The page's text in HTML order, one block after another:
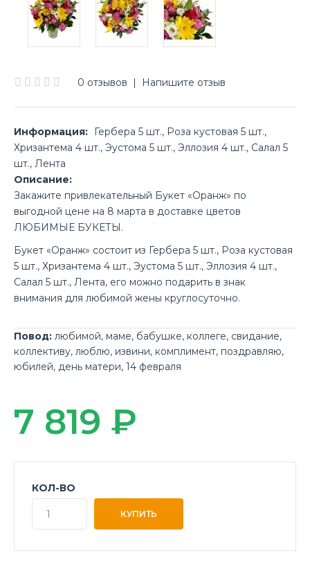
0 отзывов | Напишите отзыв
Информация:
Гербера 5 шт., Роза кустовая 5 шт.,
Хризантема 4 шт., Эустома 5 шт., Эллозия 4 шт., Салал 5
шт., Лента
Описание:
Закажите привлекательный Букет «Оранж» по
выгодной цене на 8 марта в доставке цветов
ЛЮБИМЫЕ БУКЕТЫ.
Букет «Оранж» состоит из Гербера 5 шт., Роза кустовая
5 шт., Хризантема 4 шт., Эустома 5 шт., Эллозия 4 шт.,
Салал 5 шт., Лента, его можно подарить в знак
внимания для любимой жены круглосуточно.
Повод: любимой, маме, бабушке, коллеге, свидание,
коллективу, люблю, извини, комплимент, поздравляю,
юбилей, день матери, 14 февраля
7 819 ₽
КОЛ-ВО